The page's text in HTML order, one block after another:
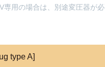
専用の場合は、別途変圧器が
type A]